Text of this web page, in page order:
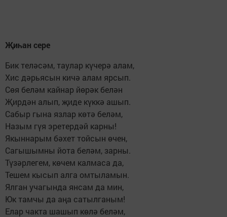
Җиһан сере
Бик теләсәм, таулар күчерә алам,
Хис дәрьясын кичә алам ярсып.
Сөя беләм кайнар йөрәк белән
Җирдән алып, җиде күккә ашып.
Сабыр гына язлар көтә беләм,
Назым гүя эретердәй карны!
Якыннарым бәхет тойсын өчен,
Сагышымны йота беләм, зарны.
Түзәрлегем, көчем калмаса да,
Тешем кысып алга омтыламын.
Ялган учагында янсам да мин,
Юк тамчы да аңа сатылганым!
Елар чакта шашып көлә беләм,